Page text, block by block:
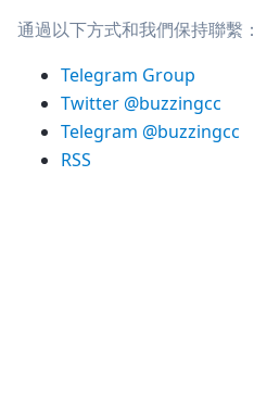
通過以下方式和我們保持聯繫：
Telegram Group
Twitter @buzzingcc
Telegram @buzzingcc
RSS